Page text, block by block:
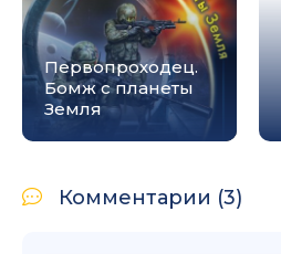
Первопроходец.
Бомж с планеты
Земля
Комментарии (3)